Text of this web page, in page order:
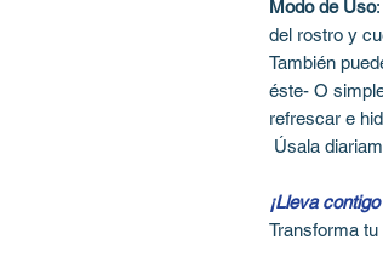
Modo de Uso
del rostro y
También
éste- O
refrescar e
Úsala
¡Lleva
Transforma